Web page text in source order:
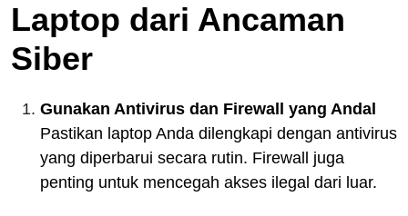
Laptop dari Ancaman
Siber
Gunakan Antivirus dan Firewall yang Andal
Pastikan laptop Anda dilengkapi dengan antivirus
yang diperbarui secara rutin. Firewall juga
penting untuk mencegah akses ilegal dari luar.